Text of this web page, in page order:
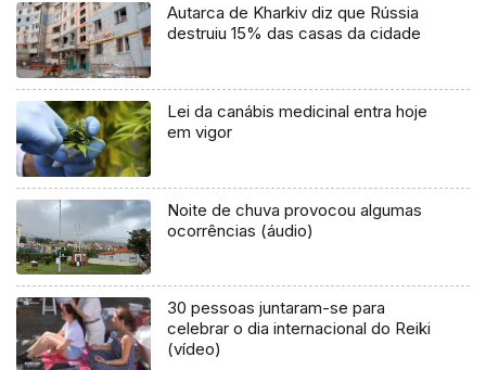
Autarca de Kharkiv diz que Rússia
destruiu 15% das casas da cidade
Lei da canábis medicinal entra hoje
em vigor
Noite de chuva provocou algumas
ocorrências (áudio)
30 pessoas juntaram-se para
celebrar o dia internacional do Reiki
(vídeo)